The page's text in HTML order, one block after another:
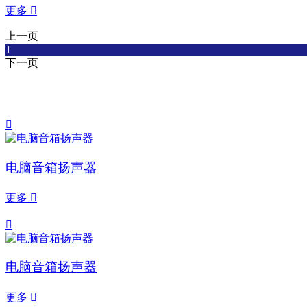
更多 
上一页
1
下一页

电脑音箱扬声器
更多 

电脑音箱扬声器
更多 